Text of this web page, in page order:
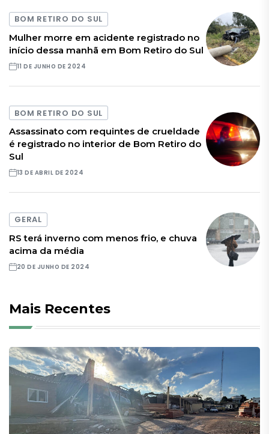
BOM RETIRO DO SUL
Mulher morre em acidente registrado no
início dessa manhã em Bom Retiro do Sul
11 DE JUNHO DE 2024
BOM RETIRO DO SUL
Assassinato com requintes de crueldade
é registrado no interior de Bom Retiro do
Sul
13 DE ABRIL DE 2024
GERAL
RS terá inverno com menos frio, e chuva
acima da média
20 DE JUNHO DE 2024
Mais Recentes